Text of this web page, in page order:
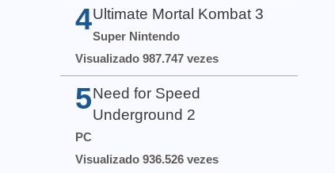
4 Ultimate Mortal Kombat 3
Super Nintendo
Visualizado 987.747 vezes
5 Need for Speed
Underground 2
PC
Visualizado 936.526 vezes